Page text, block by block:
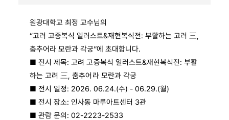
원광대학교 최정 교수님의
“고려 고증복식 일러스트&재현복식전: 부활하는 고려 三
춤추어라 모란과 각궁”에 초대합니다.
■ 전시 제목:고려 고증복식 일러스트&재현복식전:부활
하는 고려 三 ,춤추어라 모란과 각궁
■ 전시 일정: 2026. 06.24.(수) - 06.29.(월)
■ 전시 장소:인사동 마루아트센터 3관
■ 관람 문의: 02-2223-2533